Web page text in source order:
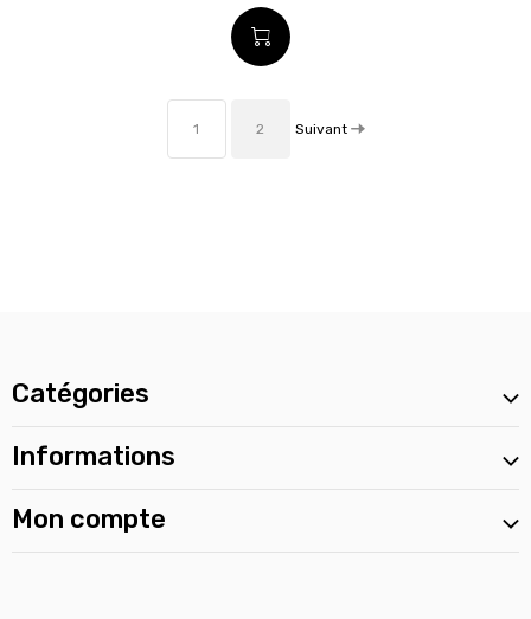
1 2 Suivant
Catégories
Informations
Mon compte